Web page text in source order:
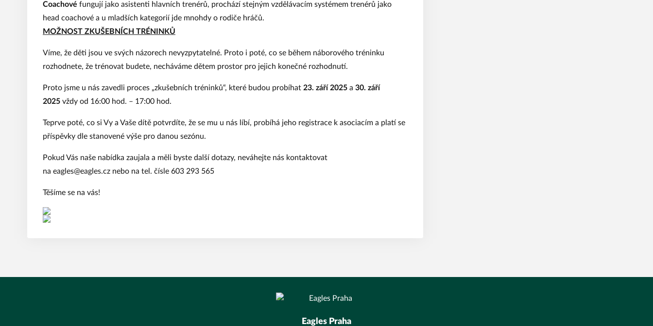
Coachové fungují jako asistenti hlavních trenérů, prochází stejným vzdělávacím systémem trenérů jako
head coachové a u mladších kategorií jde mnohdy o rodiče hráčů.
MOŽNOST ZKUŠEBNÍCH TRÉNINKŮ
Víme, že děti jsou ve svých názorech nevyzpytatelné. Proto i poté, co se během náborového tréninku
rozhodnete, že trénovat budete, necháváme dětem prostor pro jejich konečné rozhodnutí.
Proto jsme u nás zavedli proces „zkušebních tréninků“, které budou probíhat 23. září 2025 a 30. září
2025 vždy od 16:00 hod. – 17:00 hod.
Teprve poté, co si Vy a Vaše dítě potvrdíte, že se mu u nás líbí, probíhá jeho registrace k asociacím a platí se
příspěvky dle stanovené výše pro danou sezónu.
Pokud Vás naše nabídka zaujala a měli byste další dotazy, neváhejte nás kontaktovat
na eagles@eagles.cz nebo na tel. čísle 603 293 565
Těšíme se na vás!
Eagles Praha